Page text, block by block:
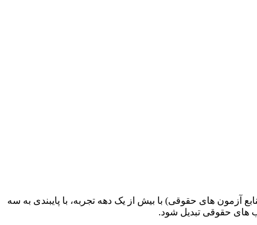
آزمون های حقوقی) با بیش از یک دهه تجربه، با پایبندی به سه
های حقوقی تبدیل شود.